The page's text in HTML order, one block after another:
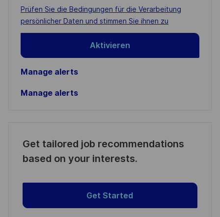
address
(Required)
Required
Prüfen Sie die Bedingungen für die Verarbeitung
persönlicher Daten und stimmen Sie ihnen zu
Aktivieren
Manage alerts
Manage alerts
Get tailored job recommendations
based on your interests.
Get Started